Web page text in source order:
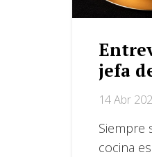
jefa
14 Abr
Siempre
cocina